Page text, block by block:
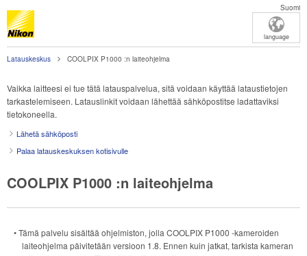
Suomi
language
Latauskeskus COOLPIX P1000 :n laiteohjelma
Vaikka laitteesi ei tue tätä latauspalvelua, sitä voidaan käyttää lataustietojen
tarkastelemiseen. Latauslinkit voidaan lähettää sähköpostitse ladattaviksi
tietokoneella.
Lähetä sähköposti
Palaa latauskeskuksen kotisivulle
COOLPIX P1000 :n laiteohjelma
• Tämä palvelu sisältää ohjelmiston, jolla COOLPIX P1000 -kameroiden
laiteohjelma päivitetään versioon 1.8. Ennen kuin jatkat, tarkista kameran